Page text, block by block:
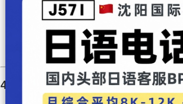
随鼓乐、笛声节奏抬动，增强视觉冲
：
游行路线经过社区主要道路，象征
4. 颜色与装饰象征意义